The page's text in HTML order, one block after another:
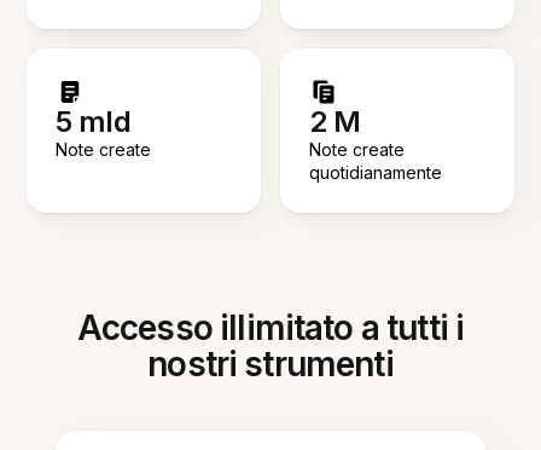
5 mld
Note create
2 M
Note create
quotidianamente
Accesso illimitato a tutti i
nostri strumenti